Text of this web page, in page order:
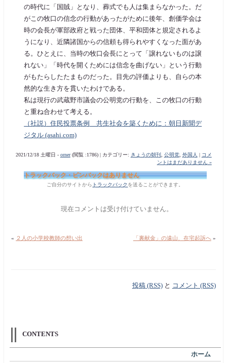
の時代に「国賊」となり、葬式でも人は集まらなかった。だ
がこの牧口の信念の行動があったがために後年、創価学会は
時の会長が軍部政府と戦った団体、平和団体と規定されるよ
うになり、近隣諸国からの信頼も得られやすくなった面があ
る。ひとえに、当時の牧口会長にとって「譲れないものは譲
れない」「時代を開くためには信念を曲げない」という行動
がもたらしたたまものだった。目先の評価よりも、自らの本
然的な生き方を貫いたわけである。
私は現行の武蔵野市議会の公明党の行動を、この牧口の行動
と重ね合わせて考える。
（社説）住民投票条例 共生社会を築くために：朝日新聞デ
ジタル (asahi.com)
2021/12/18 土曜日 - orner(閲覧 :1786) | カテゴリー: きょうの朝刊 , 公明党, 外国人
コメ
ントはまだありません »
トラックバック・ピンバックはありません
ご自分のサイトから トラックバック を送ることができます。
現在コメントは受け付けていません。
« ２人の小学校教師の想い出 「裏献金」の遠山、在宅起訴へ»
投稿 (RSS)と コメント (RSS)
CONTENTS
ホーム